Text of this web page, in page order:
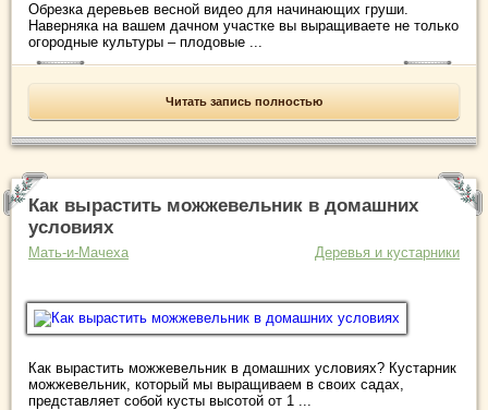
Обрезка деревьев весной видео для начинающих груши.
Наверняка на вашем дачном участке вы выращиваете не только
огородные культуры – плодовые ...
Читать запись полностью
Как вырастить можжевельник в домашних
условиях
Мать-и-Мачеха Деревья и кустарники
Как вырастить можжевельник в домашних условиях? Кустарник
можжевельник, который мы выращиваем в своих садах,
представляет собой кусты высотой от 1 ...